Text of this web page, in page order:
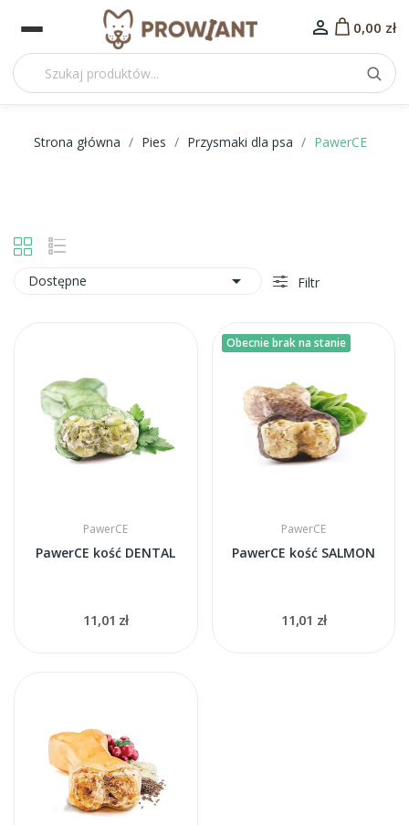
 0,00 zł
Strona główna Pies Przysmaki dla psa PawerCE
Dostępne  Filtr
PawerCE
PawerCE kość DENTAL
11,01 zł
Obecnie brak na stanie
PawerCE
PawerCE kość SALMON
11,01 zł